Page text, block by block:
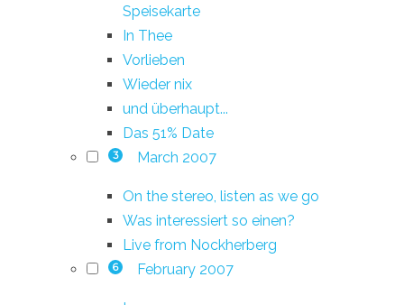
Speisekarte
In Thee
Vorlieben
Wieder nix
und überhaupt...
Das 51% Date
3 March 2007
On the stereo, listen as we go
Was interessiert so einen?
Live from Nockherberg
6 February 2007